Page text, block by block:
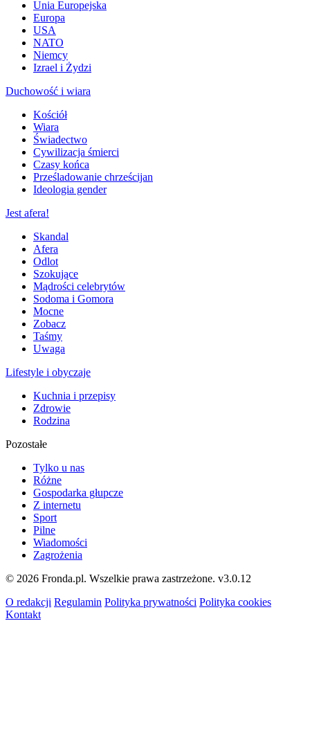
Unia Europejska
Europa
USA
NATO
Niemcy
Izrael i Żydzi
Duchowość i wiara
Kościół
Wiara
Świadectwo
Cywilizacja śmierci
Czasy końca
Prześladowanie chrześcijan
Ideologia gender
Jest afera!
Skandal
Afera
Odlot
Szokujące
Mądrości celebrytów
Sodoma i Gomora
Mocne
Zobacz
Taśmy
Uwaga
Lifestyle i obyczaje
Kuchnia i przepisy
Zdrowie
Rodzina
Pozostałe
Tylko u nas
Różne
Gospodarka głupcze
Z internetu
Sport
Pilne
Wiadomości
Zagrożenia
© 2026 Fronda.pl. Wszelkie prawa zastrzeżone. v3.0.12
O redakcji Regulamin Polityka prywatności Polityka cookies
Kontakt